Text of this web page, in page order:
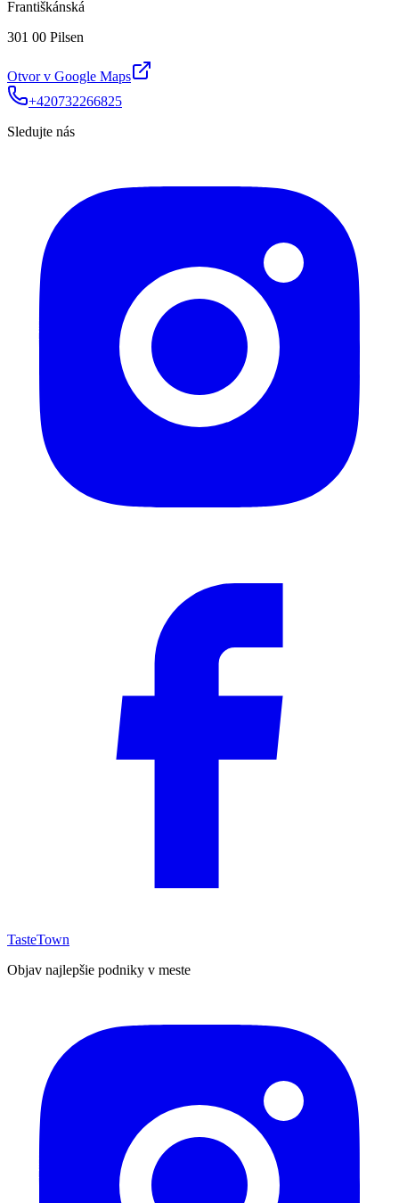
Františkánská
301 00 Pilsen
Otvor v Google Maps
+420732266825
Sledujte nás
TasteTown
Objav najlepšie podniky v meste